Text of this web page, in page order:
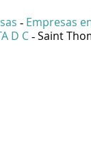
- Empresas
D C - Saint